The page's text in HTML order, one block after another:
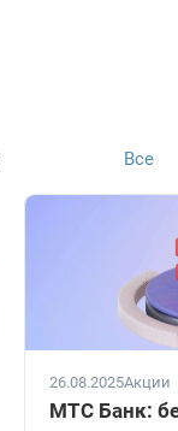
Все
26.08.2025Акции
МТС Банк: